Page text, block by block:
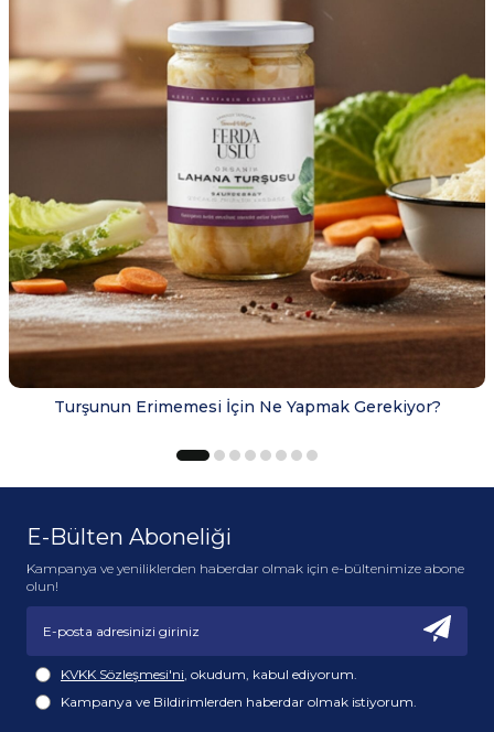
Turşunun Erimemesi İçin Ne Yapmak Gerekiyor?
E-Bülten Aboneliği
Kampanya ve yeniliklerden haberdar olmak için e-bültenimize abone
olun!
KVKK Sözleşmesi'ni , okudum, kabul ediyorum.
Kampanya ve Bildirimlerden haberdar olmak istiyorum.